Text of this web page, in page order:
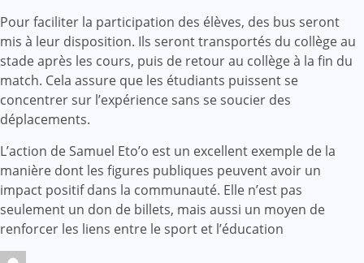
Pour faciliter la participation des élèves, des bus seront
mis à leur disposition. Ils seront transportés du collège au
stade après les cours, puis de retour au collège à la fin du
match. Cela assure que les étudiants puissent se
concentrer sur l’expérience sans se soucier des
déplacements.
L’action de Samuel Eto’o est un excellent exemple de la
manière dont les figures publiques peuvent avoir un
impact positif dans la communauté. Elle n’est pas
seulement un don de billets, mais aussi un moyen de
renforcer les liens entre le sport et l’éducation